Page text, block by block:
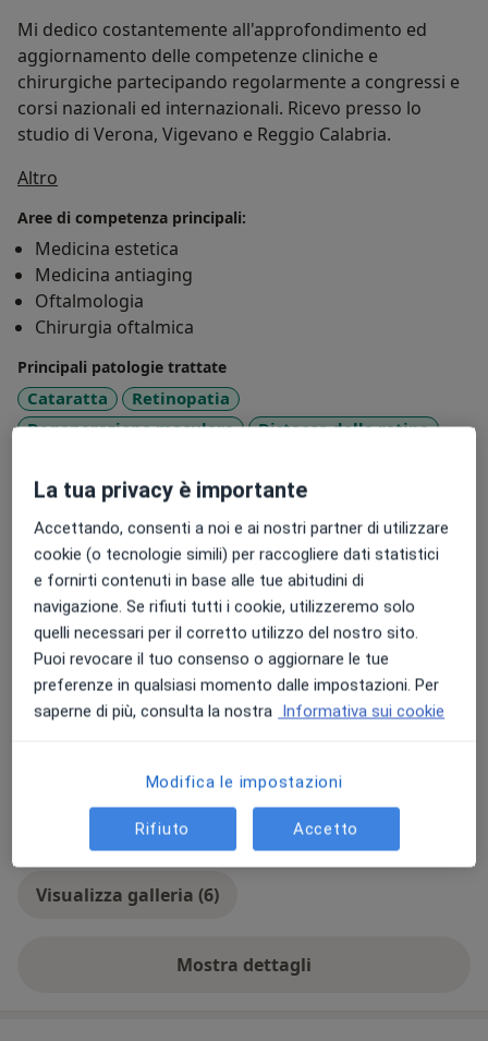
Mi dedico costantemente all'approfondimento ed
aggiornamento delle competenze cliniche e
chirurgiche partecipando regolarmente a congressi e
corsi nazionali ed internazionali. Ricevo presso lo
studio di Verona, Vigevano e Reggio Calabria.
Altro
Aree di competenza principali:
Medicina estetica
Medicina antiaging
Oftalmologia
Chirurgia oftalmica
Principali patologie trattate
Cataratta
Retinopatia
Degenerazione maculare
Distacco della retina
Adulti
Bambini
Tipologia di visite
In studio Visualizza gli indirizzi (4)
Foto e video
Visualizza galleria (6)
Mostra dettagli
sull'esperienza
La tua privacy è importante
Accettando, consenti a noi e ai nostri partner di utilizzare
cookie (o tecnologie simili) per raccogliere dati statistici
e fornirti contenuti in base alle tue abitudini di
navigazione. Se rifiuti tutti i cookie, utilizzeremo solo
quelli necessari per il corretto utilizzo del nostro sito.
Puoi revocare il tuo consenso o aggiornare le tue
preferenze in qualsiasi momento dalle impostazioni. Per
saperne di più, consulta la nostra Informativa sui cookie
Modifica le impostazioni
Rifiuto Accetto